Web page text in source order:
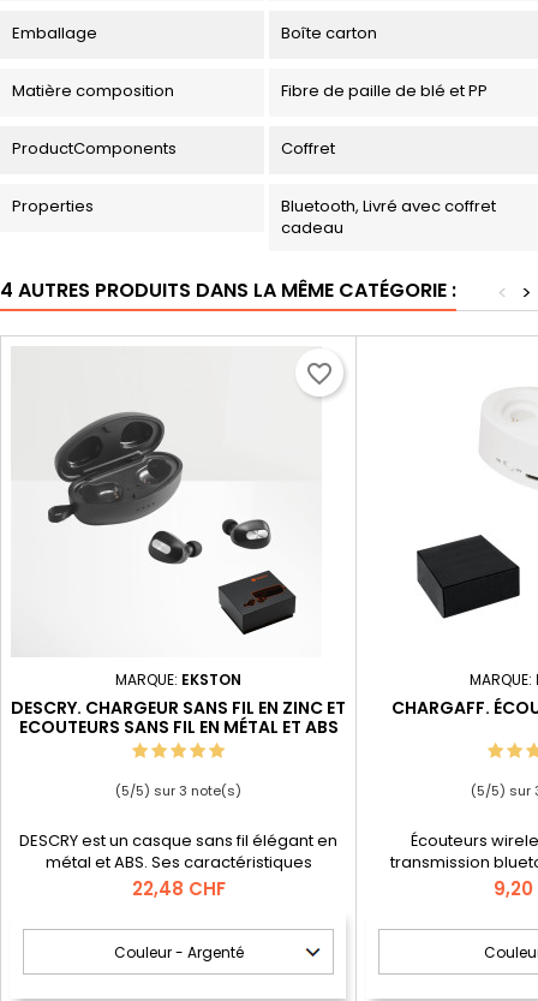
Emballage Boîte carton
Matière composition Fibre de paille de blé et PP
ProductComponents Coffret
Properties
Bluetooth, Livré avec coffret
cadeau
4 AUTRES PRODUITS DANS LA MÊME CATÉGORIE : >
<
MARQUE: EKSTON
DESCRY. CHARGEUR SANS FIL EN ZINC ET
ECOUTEURS SANS FIL EN MÉTAL ET ABS
(5/5) sur3 note(s)
DESCRY est un casque sans fil élégant en
métal et ABS. Ses caractéristiques
techniques en font un objet de haute
fonctionnalité. Il contient une transmission
Bluetooth 5.0 et a une portée allant jusqu'à
10 m. Ses fonctionnalités incluent:
microphone, bouton pour répondre aux
Prix
22,48 CHF
favorite_border
MARQUE:
CHARGAFF.
(5/5) sur
Écouteurs
transmission
jusqu'à 1.5 h.
contrôle du
playlist du
USB/micro-USB
base pour
Prix
9,20